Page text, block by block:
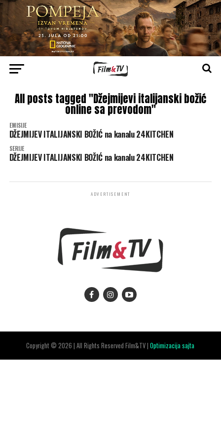
All posts tagged "Džejmijevi italijanski božić
online sa prevodom"
EMISIJE
DŽEJMIJEV ITALIJANSKI BOŽIĆ na kanalu 24KITCHEN
SERIJE
DŽEJMIJEV ITALIJANSKI BOŽIĆ na kanalu 24KITCHEN
ADVERTISEMENT
Copyright © 2026 | All Rights Reserved Film&TV |Optimizacija sajta